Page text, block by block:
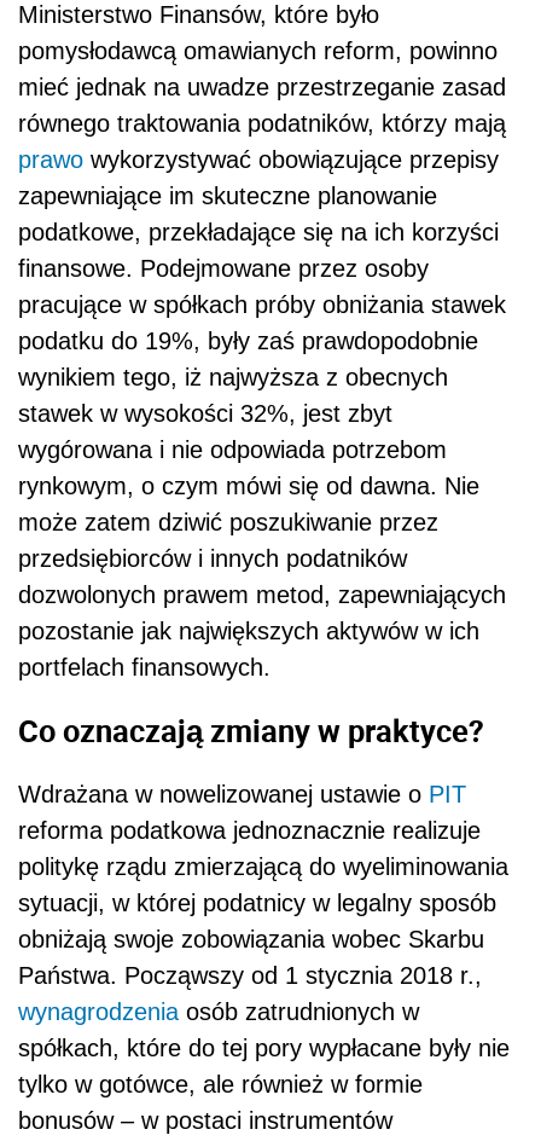
Ministerstwo Finansów, które było
pomysłodawcą omawianych reform, powinno
mieć jednak na uwadze przestrzeganie zasad
równego traktowania podatników, którzy mają
prawo wykorzystywać obowiązujące przepisy
zapewniające im skuteczne planowanie
podatkowe, przekładające się na ich korzyści
finansowe. Podejmowane przez osoby
pracujące w spółkach próby obniżania stawek
podatku do 19%, były zaś prawdopodobnie
wynikiem tego, iż najwyższa z obecnych
stawek w wysokości 32%, jest zbyt
wygórowana i nie odpowiada potrzebom
rynkowym, o czym mówi się od dawna. Nie
może zatem dziwić poszukiwanie przez
przedsiębiorców i innych podatników
dozwolonych prawem metod, zapewniających
pozostanie jak największych aktywów w ich
portfelach finansowych.
Co oznaczają zmiany w praktyce?
Wdrażana w nowelizowanej ustawie o PIT
reforma podatkowa jednoznacznie realizuje
politykę rządu zmierzającą do wyeliminowania
sytuacji, w której podatnicy w legalny sposób
obniżają swoje zobowiązania wobec Skarbu
Państwa. Począwszy od 1 stycznia 2018 r.,
wynagrodzenia osób zatrudnionych w
spółkach, które do tej pory wypłacane były nie
tylko w gotówce, ale również w formie
bonusów – w postaci instrumentów